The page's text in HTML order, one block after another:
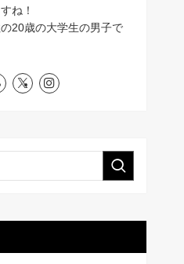
ね！
20歳の大学生の男子で